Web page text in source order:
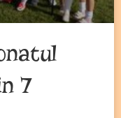
7